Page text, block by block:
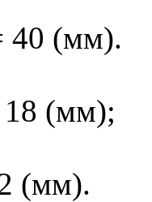
40 (мм).
18 (мм);
(мм).